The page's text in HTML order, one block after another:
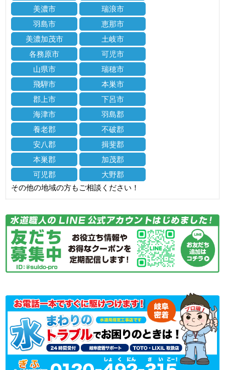
美濃市
瑞浪市
羽島市
恵那市
美濃加茂市
土岐市
各務原市
可児市
山県市
瑞穂市
飛騨市
本巣市
郡上市
下呂市
海津市
羽島郡
養老郡
不破郡
安八郡
揖斐郡
本巣郡
加茂郡
可児郡
大野郡
その他の地域の方もご相談ください！